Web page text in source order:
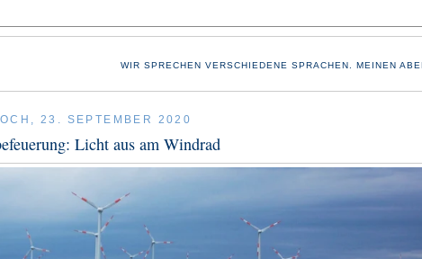
WIR SPRECHEN VERSCHIEDENE SPRACHEN. MEINEN
23. SEPTEMBER 2020
Licht aus am Windrad